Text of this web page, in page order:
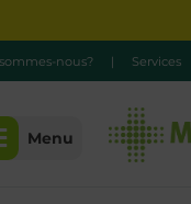
nous? | Services
Menu